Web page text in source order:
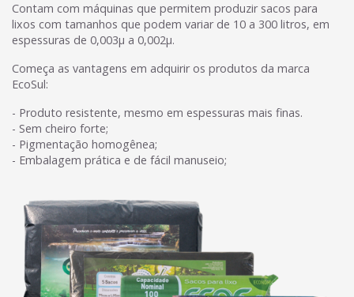
Contam com máquinas que permitem produzir sacos para
lixos com tamanhos que podem variar de 10 a 300 litros, em
espessuras de 0,003µ a 0,002µ.
Começa as vantagens em adquirir os produtos da marca
EcoSul:
- Produto resistente, mesmo em espessuras mais finas.
- Sem cheiro forte;
- Pigmentação homogênea;
- Embalagem prática e de fácil manuseio;